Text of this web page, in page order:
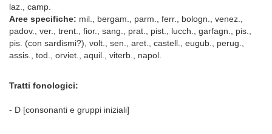
laz., camp.
Aree specifiche: mil., bergam., parm., ferr., bologn., venez.,
padov., ver., trent., fior., sang., prat., pist., lucch., garfagn., pis.,
pis. (con sardismi?), volt., sen., aret., castell., eugub., perug.,
assis., tod., orviet., aquil., viterb., napol.
Tratti fonologici:
- D [consonanti e gruppi iniziali]